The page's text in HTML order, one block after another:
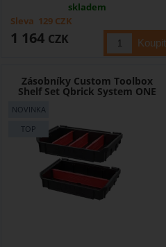
skladem
1 164 CZK
Sleva 129 CZK
Zásobníky Custom Toolbox
Shelf Set Qbrick System ONE